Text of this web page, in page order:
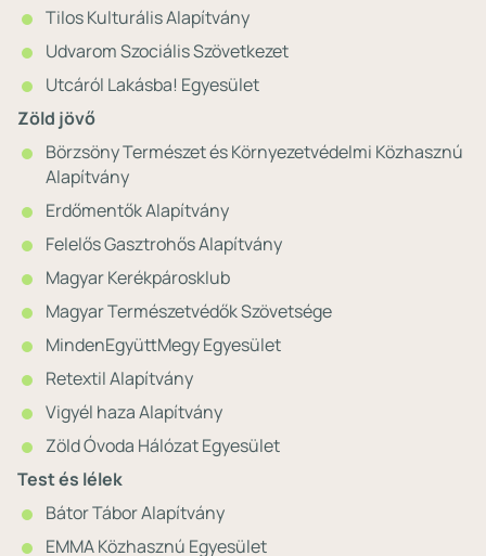
Tilos Kulturális Alapítvány
Udvarom Szociális Szövetkezet
Utcáról Lakásba! Egyesület
Zöld jövő
Börzsöny Természet és Környezetvédelmi Közhasznú
Alapítvány
Erdőmentők Alapítvány
Felelős Gasztrohős Alapítvány
Magyar Kerékpárosklub
Magyar Természetvédők Szövetsége
MindenEgyüttMegy Egyesület
Retextil Alapítvány
Vigyél haza Alapítvány
Zöld Óvoda Hálózat Egyesület
Test és lélek
Bátor Tábor Alapítvány
EMMA Közhasznú Egyesület